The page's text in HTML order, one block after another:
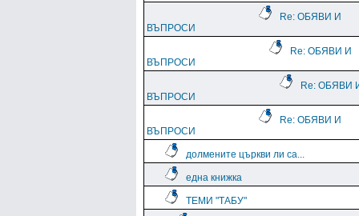
Re: ОБЯВИ И
ВЪПРОСИ
Re: ОБЯВИ И
ВЪПРОСИ
Re: ОБЯВИ
ВЪПРОСИ
Re: ОБЯВИ И
ВЪПРОСИ
долмените църкви ли са...
една книжка
ТЕМИ "ТАБУ"